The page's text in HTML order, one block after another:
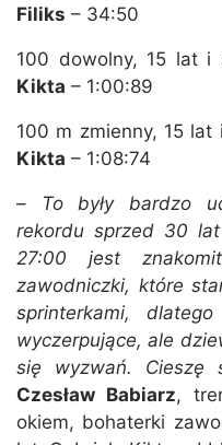
Filiks – 34:50
100 dowolny, 15 lat i
Kikta – 1:00:89
100 m zmienny, 15 lat
Kikta – 1:08:74
–
To były bardzo
rekordu sprzed 30
27:00 jest
zawodniczki, które
sprinterkami,
wyczerpujące, ale
się wyzwań. Cieszę
Czesław Babiarz,
okiem, bohaterki